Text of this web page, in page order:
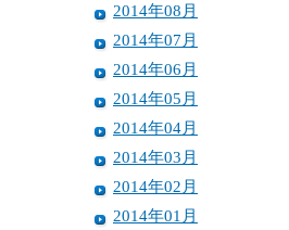
2014年08月
2014年07月
2014年06月
2014年05月
2014年04月
2014年03月
2014年02月
2014年01月